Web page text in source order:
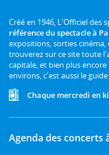
Créé en 1946, L'Officiel des
référence du spectacle à
expositions, sorties cinéma,
trouverez sur ce site toute
capitale, et bien plus
environs, c'est aussi le
Chaque mercredi en
Agenda des concerts